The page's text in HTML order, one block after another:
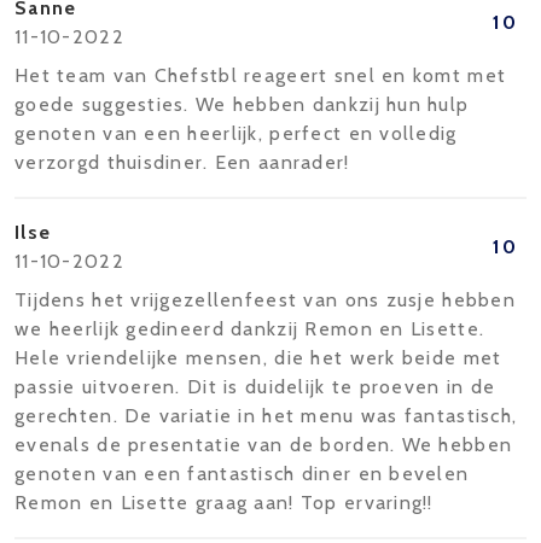
Sanne
11-10-2022
10
Het team van Chefstbl reageert snel en komt met
goede suggesties. We hebben dankzij hun hulp
genoten van een heerlijk, perfect en volledig
verzorgd thuisdiner. Een aanrader!
Ilse
11-10-2022
10
Tijdens het vrijgezellenfeest van ons zusje hebben
we heerlijk gedineerd dankzij Remon en Lisette.
Hele vriendelijke mensen, die het werk beide met
passie uitvoeren. Dit is duidelijk te proeven in de
gerechten. De variatie in het menu was fantastisch,
evenals de presentatie van de borden. We hebben
genoten van een fantastisch diner en bevelen
Remon en Lisette graag aan! Top ervaring!!